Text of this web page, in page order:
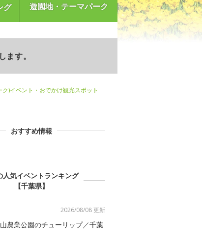
グ 遊園地・テーマパーク
す。
)イベント・おでかけ観光スポット
おすすめ情報
人気イベントランキング
【千葉県】
2026/08/08 更新
農業公園のチューリップ／千葉